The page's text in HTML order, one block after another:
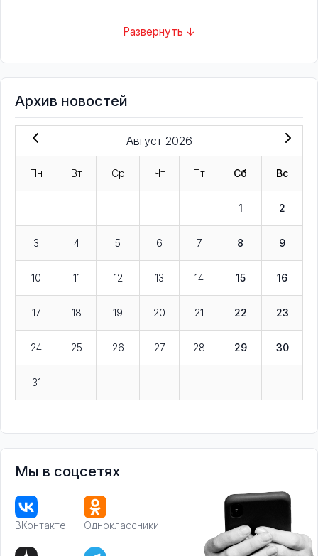
Развернуть ↓
Архив новостей
Август 2026
Пн Вт Ср Чт Пт Сб Вс
1 2
3 4 5 6 7 8 9
10 11 12 13 14 15 16
17 18 19 20 21 22 23
24 25 26 27 28 29 30
31
Мы в соцсетях
ВКонтакте Одноклассники